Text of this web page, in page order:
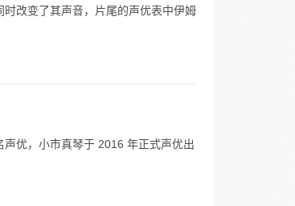
改变了其声音，片尾的声优表中伊姆
优，小市真琴于 2016 年正式声优出